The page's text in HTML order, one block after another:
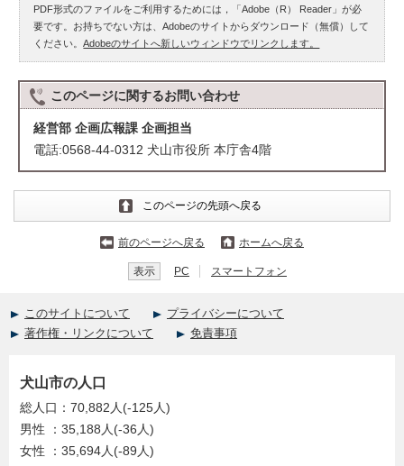
PDF形式のファイルをご利用するためには，「Adobe（R） Reader」が必
要です。お持ちでない方は、Adobeのサイトからダウンロード（無償）して
ください。Adobeのサイトへ新しいウィンドウでリンクします。
このページに関するお問い合わせ
経営部 企画広報課 企画担当
電話:0568-44-0312 犬山市役所 本庁舎4階
このページの先頭へ戻る
前のページへ戻る ホームへ戻る
表示 PC スマートフォン
このサイトについて
プライバシーについて
著作権・リンクについて
免責事項
犬山市の人口
総人口：70,882人(-125人)
男性 ：35,188人(-36人)
女性 ：35,694人(-89人)